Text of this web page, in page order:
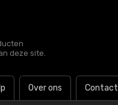
deze site.
Over ons Contact